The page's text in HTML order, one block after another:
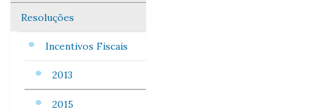
Resoluções
Incentivos Fiscais
2013
2015